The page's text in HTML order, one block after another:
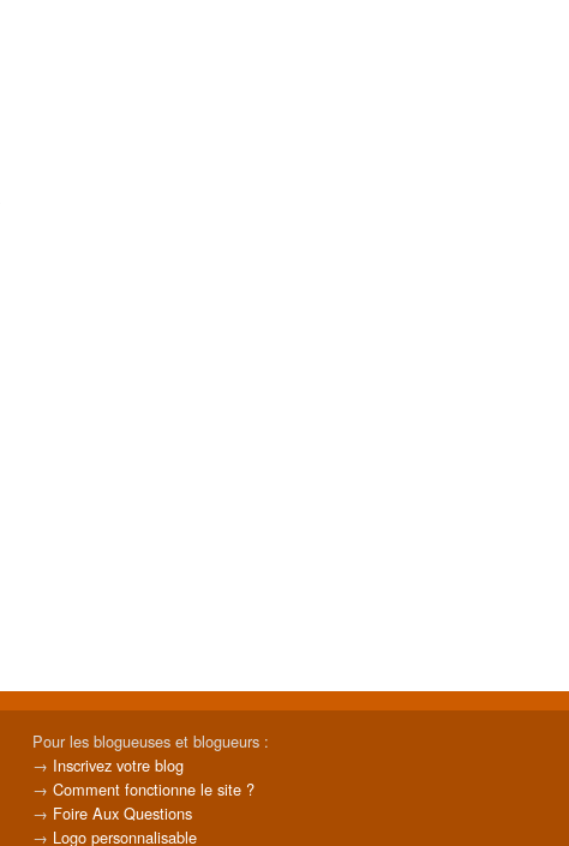
Pour les blogueuses et blogueurs :
→ Inscrivez votre blog
→ Comment fonctionne le site ?
→ Foire Aux Questions
→ Logo personnalisable